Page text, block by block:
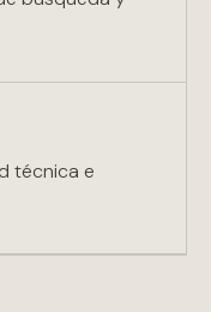
técnica e